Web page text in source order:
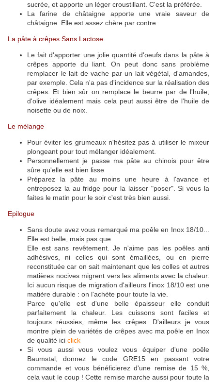
sucrée, et apporte un léger croustillant. C'est la préférée.
La farine de châtaigne apporte une vraie saveur de
châtaigne. Elle est assez chère par contre.
La pâte à crêpes Sans Lactose
Le fait d'apporter une jolie quantité d'oeufs dans la pâte à
crêpes apporte du liant. On peut donc sans problème
remplacer le lait de vache par un lait végétal, d'amandes,
par exemple. Cela n'a pas d'incidence sur la réalisation des
crêpes. Et bien sûr on remplace le beurre par de l'huile,
d'olive idéalement mais cela peut aussi être de l'huile de
noisette ou de noix.
Le mélange
Pour éviter les grumeaux n'hésitez pas à utiliser le mixeur
plongeant pour tout mélanger idéalement.
Personnellement je passe ma pâte au chinois pour être
sûre qu'elle est bien lisse
Préparez la pâte au moins une heure à l'avance et
entreposez la au fridge pour la laisser "poser". Si vous la
faites le matin pour le soir c'est très bien aussi.
Epilogue
Sans doute avez vous remarqué ma poêle en Inox 18/10...
Elle est belle, mais pas que.
Elle est sans revêtement. Je n'aime pas les poêles anti
adhésives, ni celles qui sont émaillées, ou en pierre
reconstituée car on sait maintenant que les colles et autres
matières nocives migrent vers les aliments avec la chaleur.
Ici aucun risque de migration d'ailleurs l'inox 18/10 est une
matière durable : on l'achète pour toute la vie.
Parce qu'elle est d'une belle épaisseur elle conduit
parfaitement la chaleur. Les cuissons sont faciles et
toujours réussies, même les crêpes. D'ailleurs je vous
montre plein de variétés de crêpes avec ma poêle en Inox
de qualité ici click
Si vous aussi vous voulez vous équiper d'une poêle
Baumstal, donnez le code GRE15 en passant votre
commande et vous bénéficierez d'une remise de 15 %,
cela vaut le coup ! Cette remise marche aussi pour toute la